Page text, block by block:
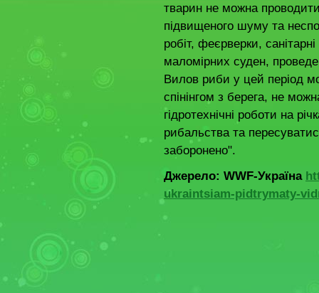
тварин не можна
підвищеного шуму та
робіт, феєрверки,
маломірних суден,
Вилов риби у цей період
спінінгом з берега, не
гідротехнічні роботи на
рибальства та
заборонено".
Джерело: WWF-Україна
ukraintsiam-pidtrymaty-